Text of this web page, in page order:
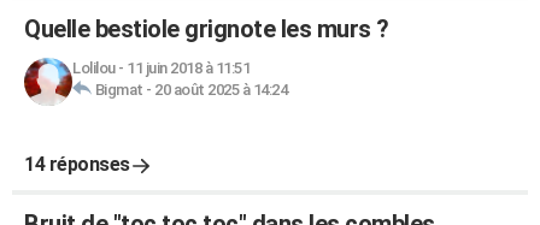
Quelle bestiole grignote les murs ?
Lolilou- 11 juin 2018 à 11:51
Bigmat - 20 août 2025 à 14:24
14 réponses